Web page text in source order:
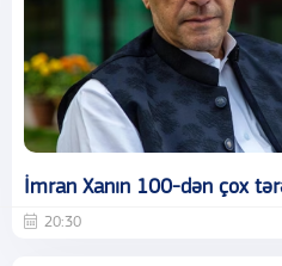
İmran Xanın 100-dən çox
20:30